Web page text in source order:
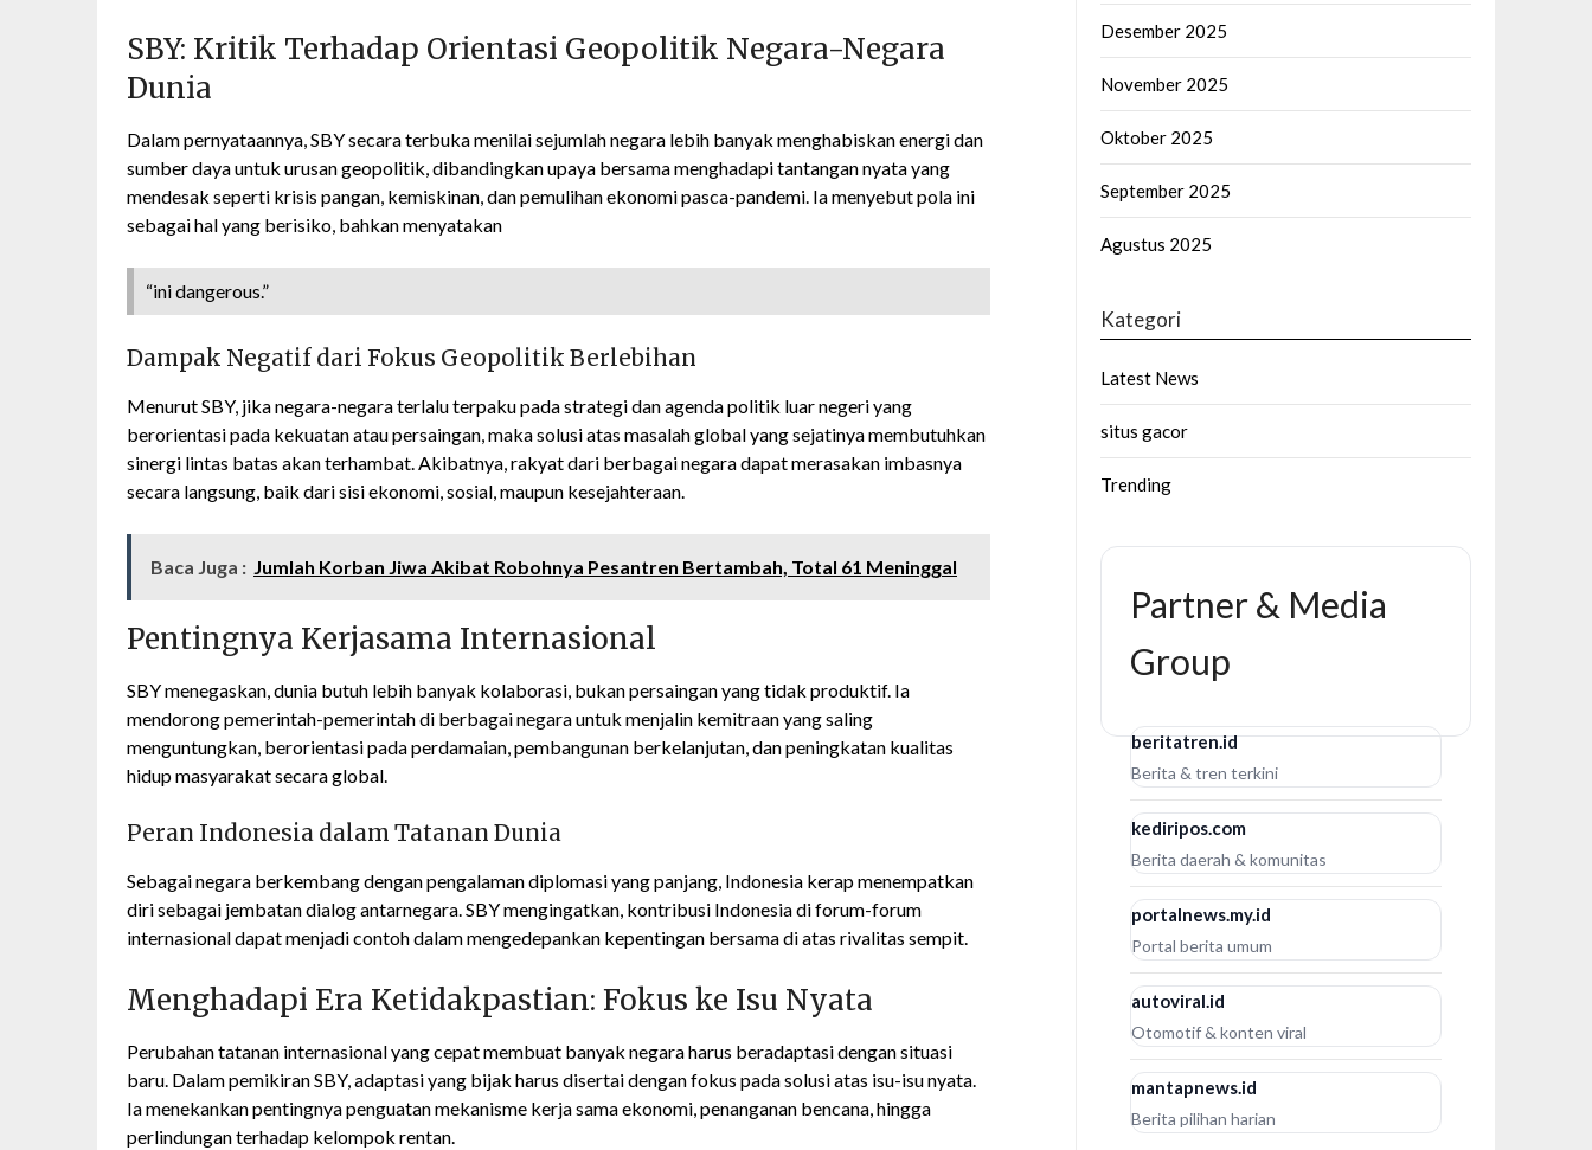
SBY: Kritik Terhadap Orientasi Geopolitik Negara-Negara
Dunia
Dalam pernyataannya, SBY secara terbuka menilai sejumlah negara lebih banyak menghabiskan energi dan
sumber daya untuk urusan geopolitik, dibandingkan upaya bersama menghadapi tantangan nyata yang
mendesak seperti krisis pangan, kemiskinan, dan pemulihan ekonomi pasca-pandemi. Ia menyebut pola ini
sebagai hal yang berisiko, bahkan menyatakan
“ini dangerous.”
Dampak Negatif dari Fokus Geopolitik Berlebihan
Menurut SBY, jika negara-negara terlalu terpaku pada strategi dan agenda politik luar negeri yang
berorientasi pada kekuatan atau persaingan, maka solusi atas masalah global yang sejatinya membutuhkan
sinergi lintas batas akan terhambat. Akibatnya, rakyat dari berbagai negara dapat merasakan imbasnya
secara langsung, baik dari sisi ekonomi, sosial, maupun kesejahteraan.
Baca Juga : Jumlah Korban Jiwa Akibat Robohnya Pesantren Bertambah, Total 61 Meninggal
Pentingnya Kerjasama Internasional
SBY menegaskan, dunia butuh lebih banyak kolaborasi, bukan persaingan yang tidak produktif. Ia
mendorong pemerintah-pemerintah di berbagai negara untuk menjalin kemitraan yang saling
menguntungkan, berorientasi pada perdamaian, pembangunan berkelanjutan, dan peningkatan kualitas
hidup masyarakat secara global.
Peran Indonesia dalam Tatanan Dunia
Sebagai negara berkembang dengan pengalaman diplomasi yang panjang, Indonesia kerap menempatkan
diri sebagai jembatan dialog antarnegara. SBY mengingatkan, kontribusi Indonesia di forum-forum
internasional dapat menjadi contoh dalam mengedepankan kepentingan bersama di atas rivalitas sempit.
Menghadapi Era Ketidakpastian: Fokus ke Isu Nyata
Perubahan tatanan internasional yang cepat membuat banyak negara harus beradaptasi dengan situasi
baru. Dalam pemikiran SBY, adaptasi yang bijak harus disertai dengan fokus pada solusi atas isu-isu nyata.
Ia menekankan pentingnya penguatan mekanisme kerja sama ekonomi, penanganan bencana, hingga
perlindungan terhadap kelompok rentan.
Desember 2025
November 2025
Oktober 2025
September 2025
Agustus 2025
Kategori
Latest News
situs gacor
Trending
Partner & Media
Group
beritatren.id
Berita & tren terkini
kediripos.com
Berita daerah & komunitas
portalnews.my.id
Portal berita umum
autoviral.id
Otomotif & konten viral
mantapnews.id
Berita pilihan harian